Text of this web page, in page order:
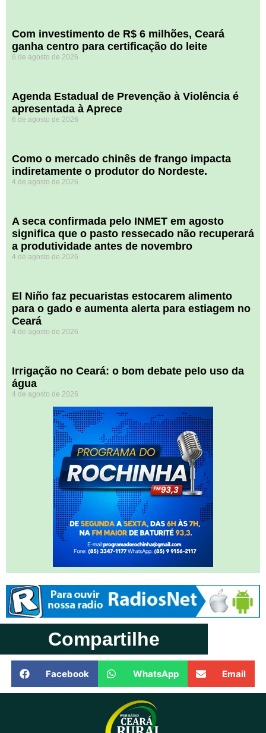
Com investimento de R$ 6 milhões, Ceará
ganha centro para certificação do leite
6 de agosto de 2026
Agenda Estadual de Prevenção à Violência é
apresentada à Aprece
6 de agosto de 2026
​Como o mercado chinês de frango impacta
indiretamente o produtor do Nordeste.
4 de agosto de 2026
A seca confirmada pelo INMET em agosto
significa que o pasto ressecado não recuperará
a produtividade antes de novembro
4 de agosto de 2026
El Niño faz pecuaristas estocarem alimento
para o gado e aumenta alerta para estiagem no
Ceará
4 de agosto de 2026
Irrigação no Ceará: o bom debate pelo uso da
água
4 de agosto de 2026
Compartilhe
Facebook WhatsApp Email